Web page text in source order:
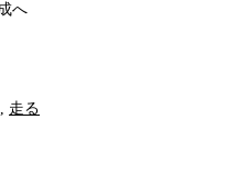
へ
, 走る